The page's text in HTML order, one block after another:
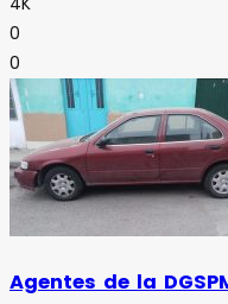
0
0
Agentes de la